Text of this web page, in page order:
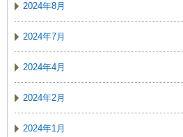
2024年8月
2024年7月
2024年4月
2024年2月
2024年1月